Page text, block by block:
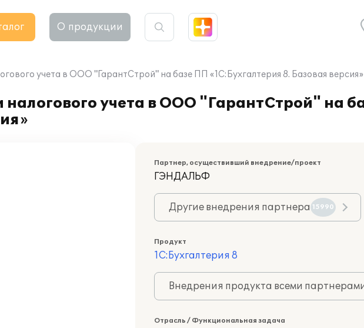
О продукции
учета в ООО "ГарантСтрой" на базе ПП «1С:Бухгалтерия 8. Базовая версия»
налогового учета в ООО "ГарантСтрой" на
Партнер, осуществивший внедрение/проект
ГЭНДАЛЬФ
Другие внедрения партнера 15990
Продукт
1С:Бухгалтерия 8
Внедрения продукта всеми
Отрасль / Функциональная задача